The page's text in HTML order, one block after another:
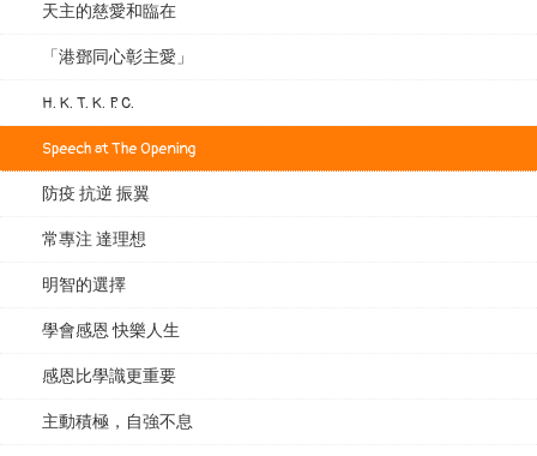
天主的慈愛和臨在
「港鄧同心彰主愛」
H. K. T. K. P. C.
Speech at The Opening
防疫 抗逆 振翼
常專注 達理想
明智的選擇
學會感恩 快樂人生
感恩比學識更重要
主動積極，自強不息